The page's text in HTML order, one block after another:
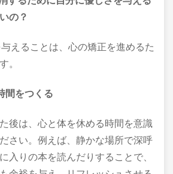
の？
えることは、心の矯正を進めるた
。
間をつくる
後は、心と体を休める時間を意識
さい。例えば、静かな場所で深呼
入りの本を読んだりすることで、